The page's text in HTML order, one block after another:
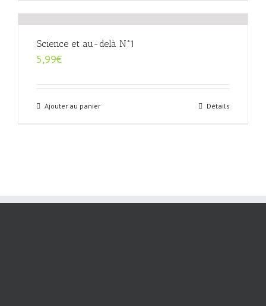
Science et au-delà N°1
5,99€
Ajouter au panier Détails